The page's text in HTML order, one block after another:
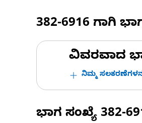
382-6916 ಗಾಗಿ
ವಿವರವಾದ
ನಿಮ್ಮ
ಭಾಗ ಸಂಖ್ಯೆ 382-